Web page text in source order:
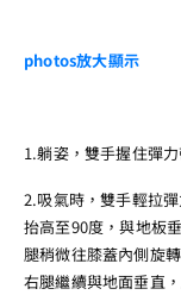
photos放大顯示
1.躺姿，雙手握住彈
2.吸氣時，雙手輕拉
抬高至90度，與地板
腿稍微往膝蓋內側旋
右腿繼續與地面垂直